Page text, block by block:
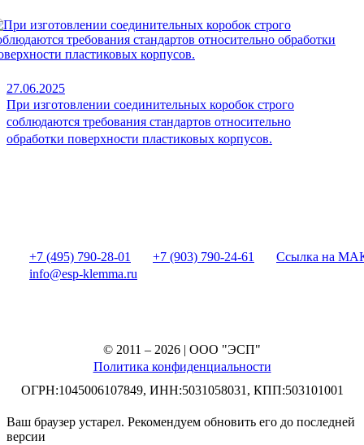
27.06.2025
При изготовлении соединительных коробок строго
соблюдаются требования стандартов относительно
обработки поверхности пластиковых корпусов.
+7 (495) 790-28-01 +7 (903) 790-24-61
Ссылка на
info@esp-klemma.ru
© 2011 – 2026 | ООО "ЭСП"
Политика конфиденциальности
ОГРН:1045006107849, ИНН:5031058031, КПП:503101001
Ваш браузер устарел. Рекомендуем обновить его до последней
версии